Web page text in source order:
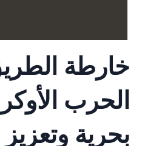
خارطة
الحرب
بحرية وتعزيز